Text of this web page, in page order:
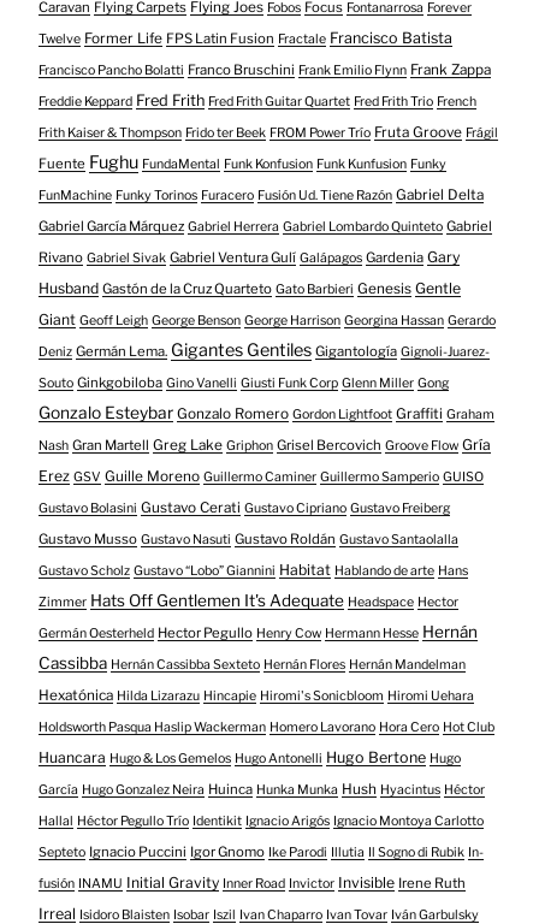
Caravan Flying Carpets Flying Joes Fobos Focus Fontanarrosa Forever
Twelve Former Life FPS Latin Fusion Fractale Francisco Batista
Francisco Pancho Bolatti Franco Bruschini Frank Emilio Flynn Frank Zappa
Freddie Keppard Fred Frith Fred Frith Guitar Quartet Fred Frith Trio French
Frith Kaiser & Thompson Frido ter Beek FROM Power Trío Fruta Groove Frágil
Fuente Fughu FundaMental Funk Konfusion Funk Kunfusion Funky
FunMachine Funky Torinos Furacero Fusión Ud. Tiene Razón Gabriel Delta
Gabriel García Márquez Gabriel Herrera Gabriel Lombardo Quinteto Gabriel
Rivano Gabriel Sivak Gabriel Ventura Gulí Galápagos Gardenia Gary
Husband Gastón de la Cruz Quarteto Gato Barbieri Genesis Gentle
Giant Geoff Leigh George Benson George Harrison Georgina Hassan Gerardo
Deniz Germán Lema. Gigantes Gentiles Gigantología Gignoli-Juarez-
Souto Ginkgobiloba Gino Vanelli Giusti Funk Corp Glenn Miller Gong
Gonzalo Esteybar Gonzalo Romero Gordon Lightfoot Graffiti Graham
Nash Gran Martell Greg Lake Griphon Grisel Bercovich Groove Flow Gría
Erez GSV Guille Moreno Guillermo Caminer Guillermo Samperio GUISO
Gustavo Bolasini Gustavo Cerati Gustavo Cipriano Gustavo Freiberg
Gustavo Musso Gustavo Nasuti Gustavo Roldán Gustavo Santaolalla
Gustavo Scholz Gustavo “Lobo” Giannini Habitat Hablando de arte Hans
Zimmer Hats Off Gentlemen It's Adequate Headspace Hector
Germán Oesterheld Hector Pegullo Henry Cow Hermann Hesse Hernán
Cassibba Hernán Cassibba Sexteto Hernán Flores Hernán Mandelman
Hexatónica Hilda Lizarazu Hincapie Hiromi's Sonicbloom Hiromi Uehara
Holdsworth Pasqua Haslip Wackerman Homero Lavorano Hora Cero Hot Club
Huancara Hugo & Los Gemelos Hugo Antonelli Hugo Bertone Hugo
García Hugo Gonzalez Neira Huinca Hunka Munka Hush Hyacintus Héctor
Hallal
Héctor Pegullo Trío Identikit Ignacio Arigós Ignacio Montoya Carlotto
Septeto Ignacio Puccini Igor Gnomo Ike Parodi Illutia Il Sogno di Rubik In-
fusión INAMU Initial Gravity Inner Road Invictor Invisible Irene Ruth
Irreal Isidoro Blaisten Isobar Iszil Ivan Chaparro Ivan Tovar Iván Garbulsky